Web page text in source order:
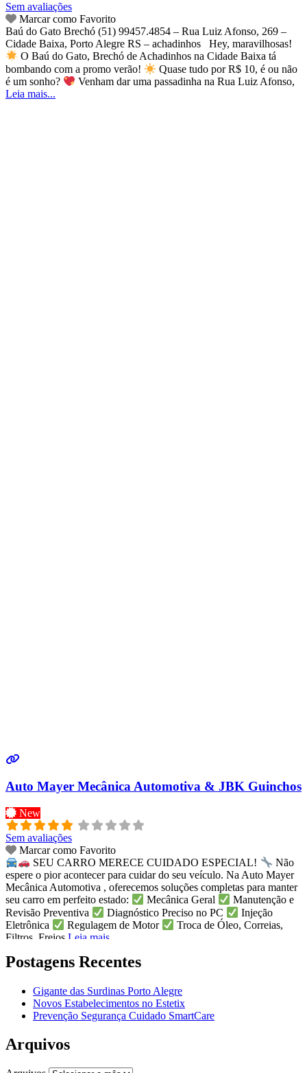
Sem avaliações
Marcar como Favorito
Baú do Gato Brechó (51) 99457.4854 – Rua Luiz Afonso, 269 –
Cidade Baixa, Porto Alegre RS – achadinhos Hey, maravilhosas!
O Baú do Gato, Brechó de Achadinhos na Cidade Baixa tá
bombando com a promo verão!
Quase tudo por R$ 10, é ou não
é um sonho?
Venham dar uma passadinha na Rua Luiz Afonso,
Leia mais...
Auto Mayer Mecânica Automotiva & JBK Guinchos
New
Sem avaliações
Marcar como Favorito
SEU CARRO MERECE CUIDADO ESPECIAL!
Não
espere o pior acontecer para cuidar do seu veículo. Na Auto Mayer
Mecânica Automotiva , oferecemos soluções completas para manter
seu carro em perfeito estado:
Mecânica Geral
Manutenção e
Revisão Preventiva
Diagnóstico Preciso no PC
Injeção
Eletrônica
Regulagem de Motor
Troca de Óleo, Correias,
Filtros, Freios Leia mais...
Postagens Recentes
Gigante das Surdinas Porto Alegre
Novos Estabelecimentos no Estetix
Prevenção Segurança Cuidado SmartCare
Arquivos